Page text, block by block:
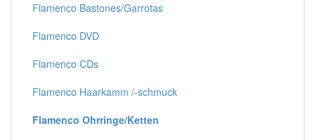
Flamenco Bastones/Garrotas
Flamenco DVD
Flamenco CDs
Flamenco Haarkamm /-schmuck
Flamenco Ohrringe/Ketten